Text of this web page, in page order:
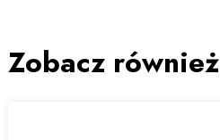
Zobacz również